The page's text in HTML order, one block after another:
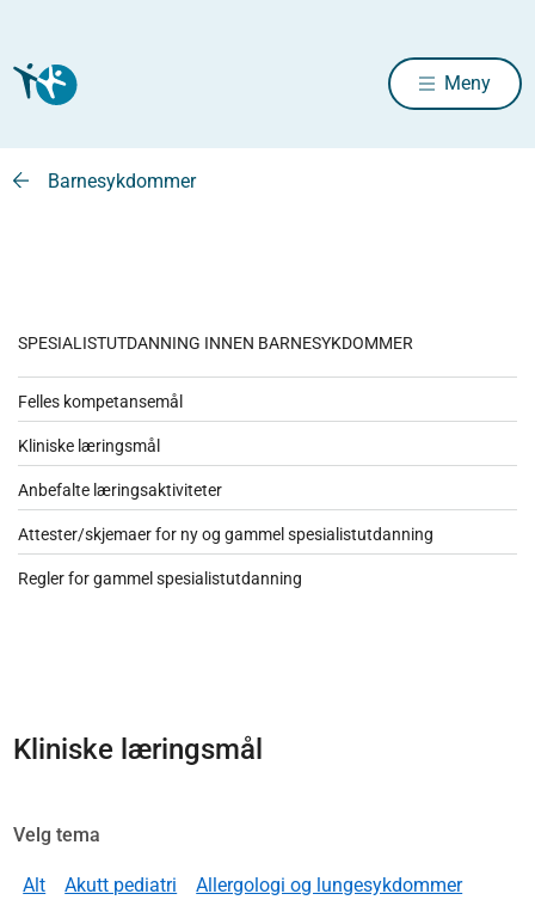
Meny
Barnesykdommer
SPESIALISTUTDANNING INNEN BARNESYKDOMMER
Felles kompetansemål
Kliniske læringsmål
Anbefalte læringsaktiviteter
Attester/skjemaer for ny og gammel spesialistutdanning
Regler for gammel spesialistutdanning
Kliniske læringsmål
Velg tema
Alt Akutt pediatri
Allergologi og lungesykdommer